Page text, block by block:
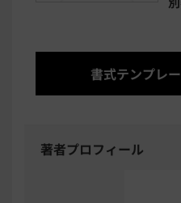
書式テンプレ
著者プロフィール